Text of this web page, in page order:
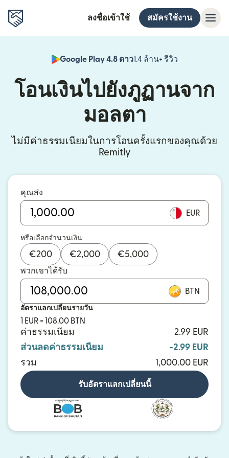
ลงชื่อเข้าใช้ สมัครใช้งาน
Google Play 4.8 ดาว1.4 ล้าน+ รีวิว
(เปิดในหน้าต่
โอนเงินไปยังภูฏานจาก
มอลตา
ไม่มีค่าธรรมเนียมในการโอนครั้งแรกของคุณด้วย
Remitly
คุณส่ง
EUR
หรือเลือกจำนวนเงิน
€200 €2,000 €5,000
พวกเขาได้รับ
BTN
อัตราแลกเปลี่ยนรายวัน
1 EUR = 108.00 BTN
ค่าธรรมเนียม
2.99 EUR
ส่วนลดค่าธรรมเนียม
-2.99 EUR
รวม
1,000.00 EUR
รับอัตราแลกเปลี่ยนนี้